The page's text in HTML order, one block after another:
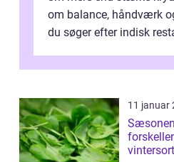
om balance, håndværk
du søger efter indisk
11 januar